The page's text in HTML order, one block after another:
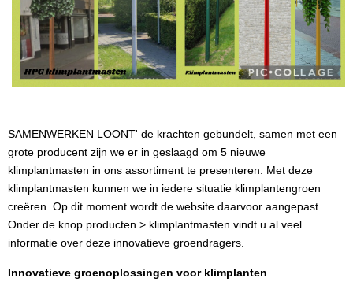
SAMENWERKEN LOONT' de krachten gebundelt, samen met een
grote producent zijn we er in geslaagd om 5 nieuwe
klimplantmasten in ons assortiment te presenteren. Met deze
klimplantmasten kunnen we in iedere situatie klimplantengroen
creëren. Op dit moment wordt de website daarvoor aangepast.
Onder de knop producten > klimplantmasten vindt u al veel
informatie over deze innovatieve groendragers.
Innovatieve groenoplossingen voor klimplanten